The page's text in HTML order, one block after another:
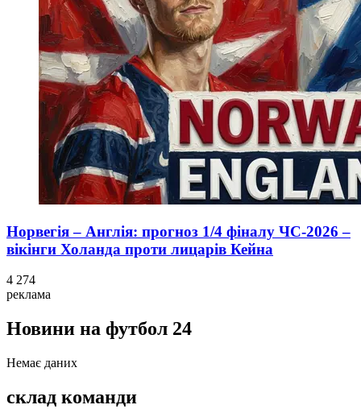
Норвегія – Англія: прогноз 1/4 фіналу ЧС-2026 –
вікінги Холанда проти лицарів Кейна
4 274
реклама
Новини на футбол 24
Немає даних
склад команди